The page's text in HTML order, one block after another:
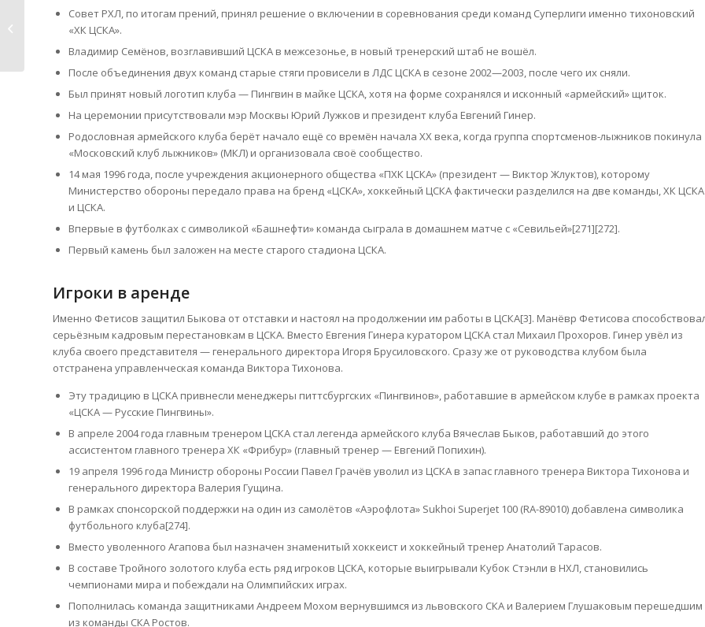
Совет РХЛ, по итогам прений, принял решение о включении в соревнования среди команд Суперлиги именно тихоновский
«ХК ЦСКА».
Владимир Семёнов, возглавивший ЦСКА в межсезонье, в новый тренерский штаб не вошёл.
После объединения двух команд старые стяги провисели в ЛДС ЦСКА в сезоне 2002—2003, после чего их сняли.
Был принят новый логотип клуба — Пингвин в майке ЦСКА, хотя на форме сохранялся и исконный «армейский» щиток.
На церемонии присутствовали мэр Москвы Юрий Лужков и президент клуба Евгений Гинер.
Родословная армейского клуба берёт начало ещё со времён начала XX века, когда группа спортсменов-лыжников покинула
«Московский клуб лыжников» (МКЛ) и организовала своё сообщество.
14 мая 1996 года, после учреждения акционерного общества «ПХК ЦСКА» (президент — Виктор Жлуктов), которому
Министерство обороны передало права на бренд «ЦСКА», хоккейный ЦСКА фактически разделился на две команды, ХК ЦСКА
и ЦСКА.
Впервые в футболках с символикой «Башнефти» команда сыграла в домашнем матче с «Севильей»[271][272].
Первый камень был заложен на месте старого стадиона ЦСКА.
Игроки в аренде
Именно Фетисов защитил Быкова от отставки и настоял на продолжении им работы в ЦСКА[3]. Манёвр Фетисова
серьёзным кадровым перестановкам в ЦСКА. Вместо Евгения Гинера куратором ЦСКА стал Михаил Прохоров. Гинер увёл из
клуба своего представителя — генерального директора Игоря Брусиловского. Сразу же от руководства клубом была
отстранена управленческая команда Виктора Тихонова.
Эту традицию в ЦСКА привнесли менеджеры питтсбургских «Пингвинов», работавшие в армейском клубе в рамках проекта
«ЦСКА — Русские Пингвины».
В апреле 2004 года главным тренером ЦСКА стал легенда армейского клуба Вячеслав Быков, работавший до этого
ассистентом главного тренера ХК «Фрибур» (главный тренер — Евгений Попихин).
19 апреля 1996 года Министр обороны России Павел Грачёв уволил из ЦСКА в запас главного тренера Виктора Тихонова и
генерального директора Валерия Гущина.
В рамках спонсорской поддержки на один из самолётов «Аэрофлота» Sukhoi Superjet 100 (RA-89010) добавлена символика
футбольного клуба[274].
Вместо уволенного Агапова был назначен знаменитый хоккеист и хоккейный тренер Анатолий Тарасов.
В составе Тройного золотого клуба есть ряд игроков ЦСКА, которые выигрывали Кубок Стэнли в НХЛ, становились
чемпионами мира и побеждали на Олимпийских играх.
Пополнилась команда защитниками Андреем Мохом вернувшимся из львовского СКА и Валерием Глушаковым перешедшим
из команды СКА Ростов.
Оптимальные настройки для
повышения FPS в Dota...